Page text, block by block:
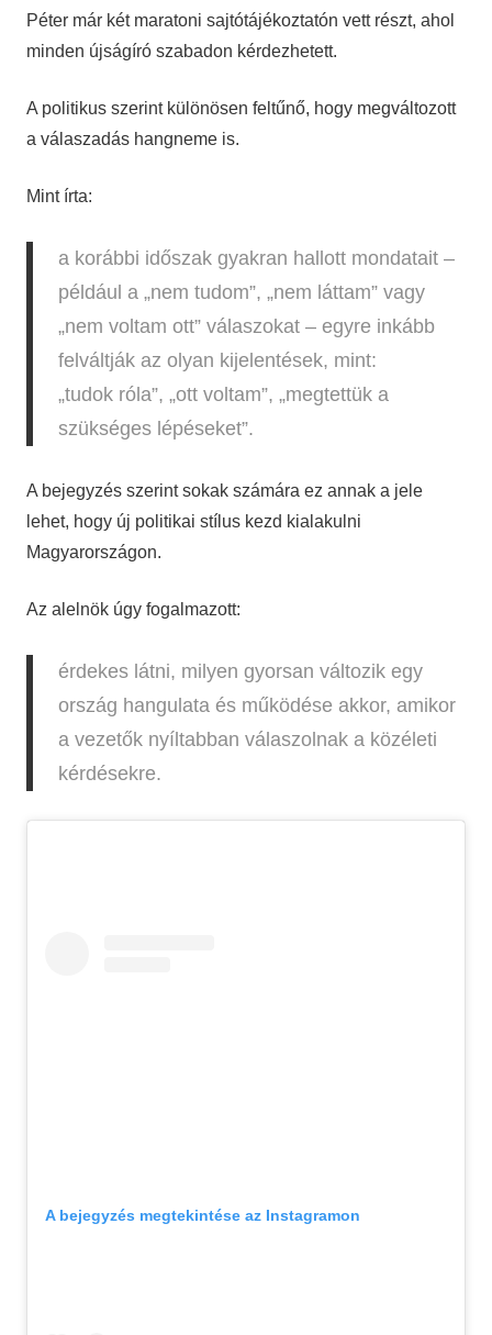
Péter már két maratoni sajtótájékoztatón vett részt, ahol
minden újságíró szabadon kérdezhetett.
A politikus szerint különösen feltűnő, hogy megváltozott
a válaszadás hangneme is.
Mint írta:
a korábbi időszak gyakran hallott mondatait –
például a „nem tudom”, „nem láttam” vagy
„nem voltam ott” válaszokat – egyre inkább
felváltják az olyan kijelentések, mint:
„tudok róla”, „ott voltam”, „megtettük a
szükséges lépéseket”.
A bejegyzés szerint sokak számára ez annak a jele
lehet, hogy új politikai stílus kezd kialakulni
Magyarországon.
Az alelnök úgy fogalmazott:
érdekes látni, milyen gyorsan változik egy
ország hangulata és működése akkor, amikor
a vezetők nyíltabban válaszolnak a közéleti
kérdésekre.
A bejegyzés megtekintése az Instagramon